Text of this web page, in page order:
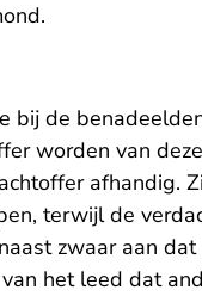
bij de
worden van
afhandig.
terwijl de
zwaar aan
het leed dat